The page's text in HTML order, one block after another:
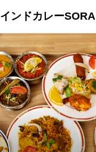
インドカレーSORA